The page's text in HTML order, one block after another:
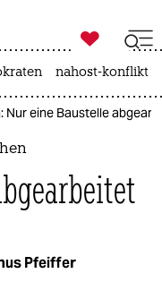

taz zahl ich
nahost-konflikt
Nur eine Baustelle
Pfeiffer